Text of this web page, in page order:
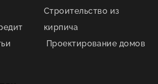
Строительство из
кирпича
Проектирование домов